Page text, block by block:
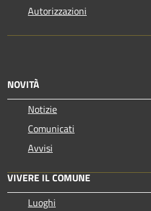
Autorizzazioni
NOVITÀ
Notizie
Comunicati
Avvisi
VIVERE IL COMUNE
Luoghi